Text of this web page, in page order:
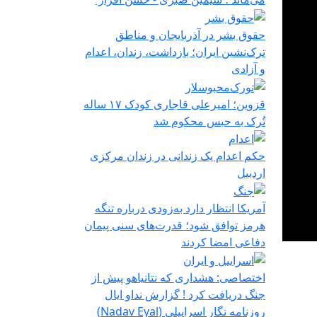
حقوق بشر در آذربایجان و مناطق
ترک‌نشین ایران؛ بازداشت، زندان، اعدام
و آزادی
قزوین؛ امیرعلی قاجاری کودک ۱۷ ساله
تُرک به حبس محکوم شد
حکم اعدام یک زندانی در زندان مرکزی
اردبیل
آمریکا انتظار دارد به‌زودی درباره تنگه
هرمز توافق شود؛ قدرت‌های سنی پیمان
دفاعی امضا کردند
اختصاصی: هشداری که نتانیاهو پیش از
جنگ دریافت کرد ! گزارش نداو ایال
روزنامه نگار اسراییلی (Nadav Eyal)